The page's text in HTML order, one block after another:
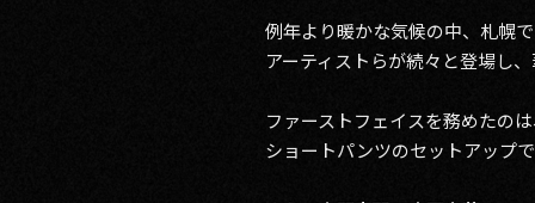
例年より暖かな気候の中、札幌
アーティストらが続々と登場し
ファーストフェイスを務めたの
ショートパンツのセットアップ